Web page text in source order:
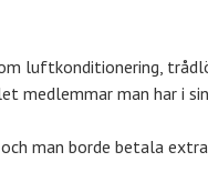
luftkonditionering,
medlemmar man har i
man borde betala